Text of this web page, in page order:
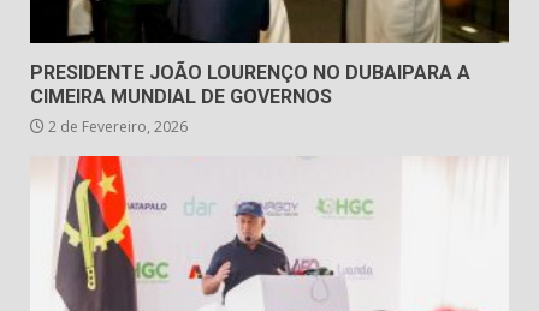
PRESIDENTE JOÃO LOURENÇO NO DUBAIPARA A
CIMEIRA MUNDIAL DE GOVERNOS
2 de Fevereiro, 2026